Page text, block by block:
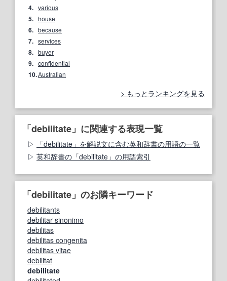
4. various
5. house
6. because
7. services
8. buyer
9. confidential
10.Australian
もっとランキングを見る
「debilitate」に関連する表現一覧
「debilitate」を解説文に含む英和辞書の用語の一覧
英和辞書の「debilitate」の用語索引
「debilitate」のお隣キーワード
debilitants
debilitar sinonimo
debilitas
debilitas congenita
debilitas vitae
debilitat
debilitate